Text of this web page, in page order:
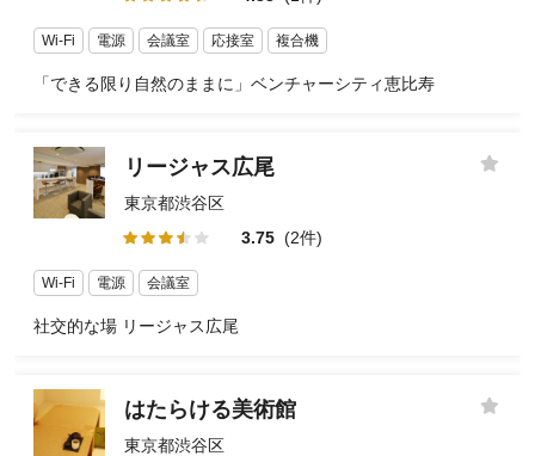
Wi-Fi 電源 会議室 応接室 複合機
「できる限り自然のままに」ベンチャーシティ恵比寿
リージャス広尾
東京都渋谷区
3.75 (2件)
Wi-Fi 電源 会議室
社交的な場 リージャス広尾
はたらける美術館
東京都渋谷区